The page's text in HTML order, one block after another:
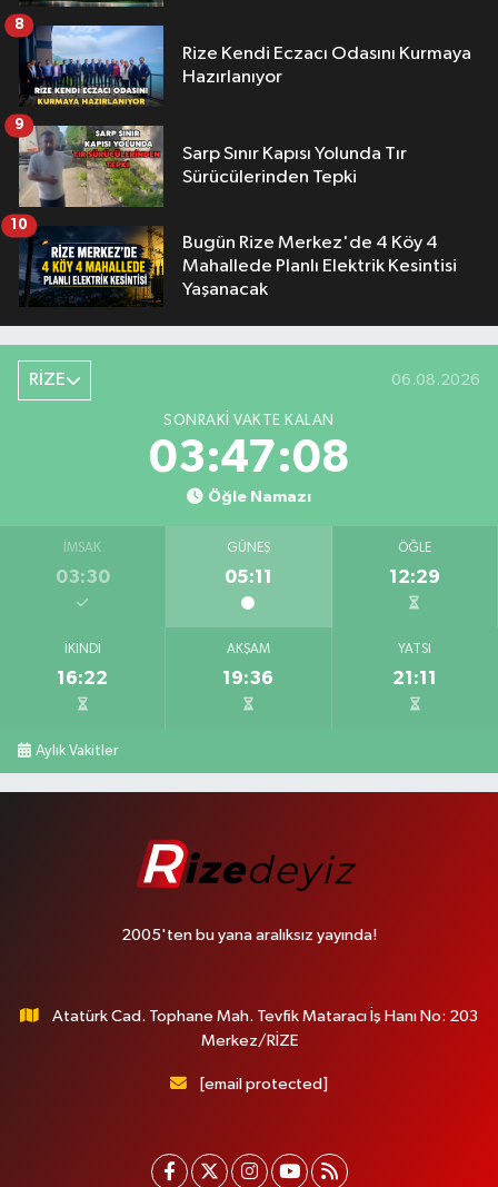
Rize Kendi Eczacı Odasını Kurmaya
Hazırlanıyor
8
Sarp Sınır Kapısı Yolunda Tır
Sürücülerinden Tepki
9
Bugün Rize Merkez'de 4 Köy 4
Mahallede Planlı Elektrik Kesintisi
Yaşanacak
10
RİZE 06.08.2026
SONRAKI VAKTE KALAN
03:47:07
Öğle Namazı
İMSAK
03:30
GÜNEŞ
05:11
ÖĞLE
12:29
İKINDI
16:22
AKŞAM
19:36
YATSI
21:11
Aylık Vakitler
2005'ten bu yana aralıksız yayında!
Atatürk Cad. Tophane Mah. Tevfik Mataracı İş Hanı No: 203
Merkez/RİZE
[email protected]